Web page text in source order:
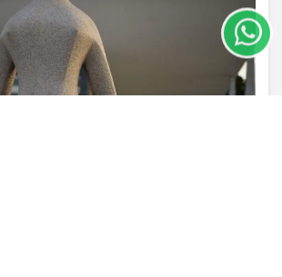
ACESSE NOSSOS TERMOS
PROSSEGUIR